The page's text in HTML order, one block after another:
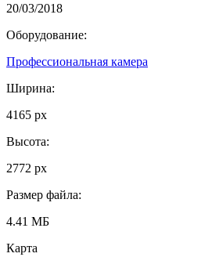
20/03/2018
Оборудование:
Профессиональная камера
Ширина:
4165 px
Высота:
2772 px
Размер файла:
4.41 МБ
Карта